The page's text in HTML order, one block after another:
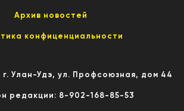
Архив новостей
конфиценциальности
Улан-Удэ, ул. Профсоюзная, дом 44
редакции: 8-902-168-85-53